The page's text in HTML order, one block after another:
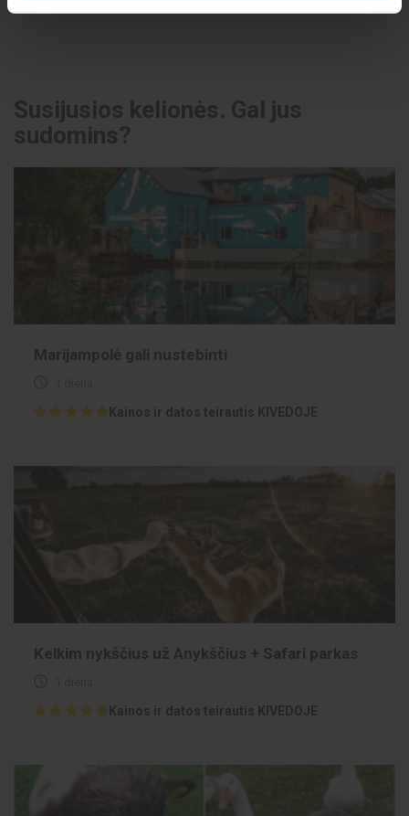
Susijusios kelionės. Gal jus
sudomins?
Marijampolė gali nustebinti
Kainos ir datos teirautis KIVEDOJE
Kelkim nykščius už Anykščius + Safari parkas
Kainos ir datos teirautis KIVEDOJE